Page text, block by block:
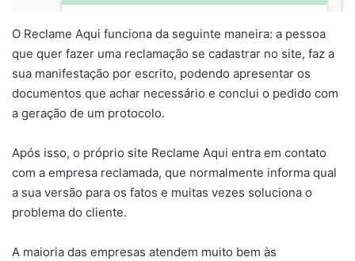
O Reclame Aqui funciona da seguinte maneira: a pessoa
que quer fazer uma reclamação se cadastrar no site, faz a
sua manifestação por escrito, podendo apresentar os
documentos que achar necessário e conclui o pedido com
a geração de um protocolo.
Após isso, o próprio site Reclame Aqui entra em contato
com a empresa reclamada, que normalmente informa qual
a sua versão para os fatos e muitas vezes soluciona o
problema do cliente.
A maioria das empresas atendem muito bem às